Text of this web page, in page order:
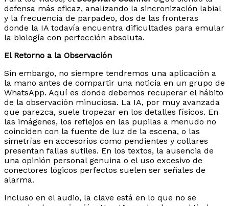
defensa más eficaz, analizando la sincronización labial
y la frecuencia de parpadeo, dos de las fronteras
donde la IA todavía encuentra dificultades para emular
la biología con perfección absoluta.
El Retorno a la Observación
Sin embargo, no siempre tendremos una aplicación a
la mano antes de compartir una noticia en un grupo de
WhatsApp. Aquí es donde debemos recuperar el hábito
de la observación minuciosa. La IA, por muy avanzada
que parezca, suele tropezar en los detalles físicos. En
las imágenes, los reflejos en las pupilas a menudo no
coinciden con la fuente de luz de la escena, o las
simetrías en accesorios como pendientes y collares
presentan fallas sutiles. En los textos, la ausencia de
una opinión personal genuina o el uso excesivo de
conectores lógicos perfectos suelen ser señales de
alarma.
Incluso en el audio, la clave está en lo que no se